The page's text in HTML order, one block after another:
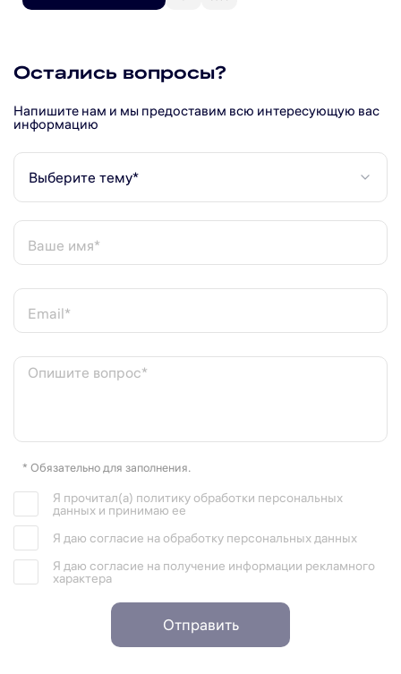
Остались вопросы?
Напишите нам и мы предоставим всю интересующую вас
информацию
Выберите тему*
Ваше имя*
Email*
Опишите вопрос*
* Обязательно для заполнения.
Я прочитал(а) политику обработки персональных
данных и принимаю ее
Я даю согласие на обработку персональных данных
Я даю согласие на получение информации рекламного
характера
Отправить